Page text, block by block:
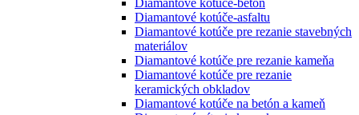
Diamantové kotúče-asfaltu
Diamantové kotúče pre rezanie stavebných
materiálov
Diamantové kotúče pre rezanie kameňa
Diamantové kotúče pre rezanie
keramických obkladov
Diamantové kotúče na betón a kameň